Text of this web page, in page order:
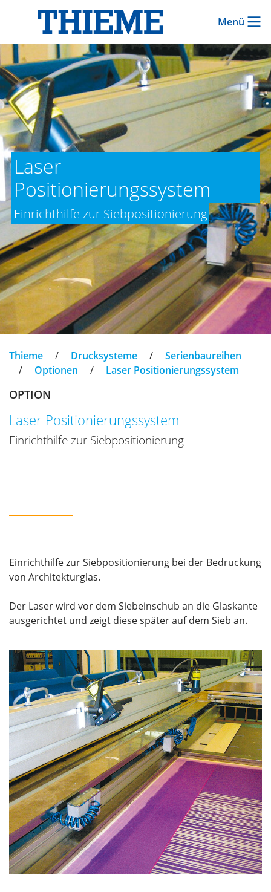
Menü
Laser
Positionierungssystem
Einrichthilfe zur Siebpositionierung
Thieme / Drucksysteme /
Serienbaureihen
/
Optionen / Laser Positionierungssystem
OPTION
Laser Positionierungssystem
Einrichthilfe zur Siebpositionierung
Einrichthilfe zur Siebpositionierung bei der Bedruckung
von Architekturglas.
Der Laser wird vor dem Siebeinschub an die Glaskante
ausgerichtet und zeigt diese später auf dem Sieb an.